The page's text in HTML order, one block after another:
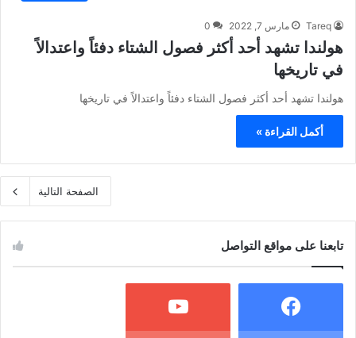
Tareq مارس 7, 2022 0
هولندا تشهد أحد أكثر فصول الشتاء دفئاً واعتدالاً
في تاريخها
هولندا تشهد أحد أكثر فصول الشتاء دفئاً واعتدالاً في تاريخها
أكمل القراءة »
الصفحة التالية
تابعنا على مواقع التواصل